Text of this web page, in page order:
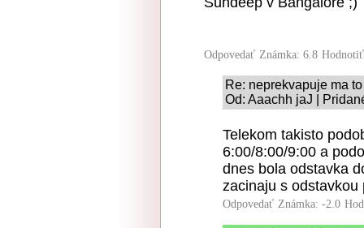
Odpovedať Známka: 6.8
Re: neprekvapuje ma to
Od: Aaachh jaJ |
Telekom takisto
6:00/8:00/9:00 a
dnes bola odstavka
zacinaju s
Odpovedať Známka: -2.0